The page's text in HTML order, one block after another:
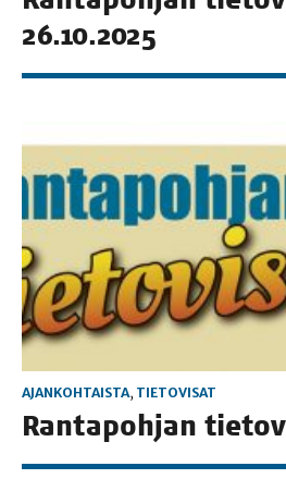
26.10.2025
AJANKOHTAISTA, TIETOVISAT
Ran­ta­poh­jan